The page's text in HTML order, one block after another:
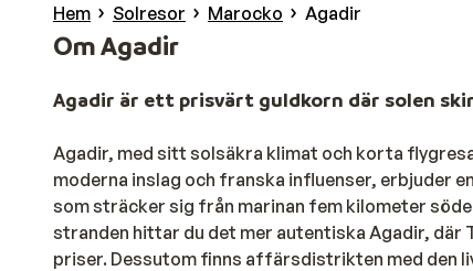
Hem Solresor Marocko Agadir
Om Agadir
Agadir är ett prisvärt guldkorn där solen
Agadir, med sitt solsäkra klimat och korta
moderna inslag och franska influenser, erbjuder
som sträcker sig från marinan fem kilometer
stranden hittar du det mer autentiska Agadir,
priser. Dessutom finns affärsdistrikten med den